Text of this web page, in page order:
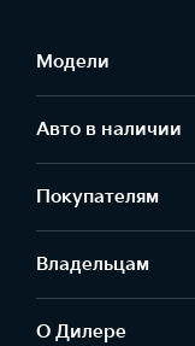
Модели
Авто в наличии
Покупателям
Владельцам
О Дилере